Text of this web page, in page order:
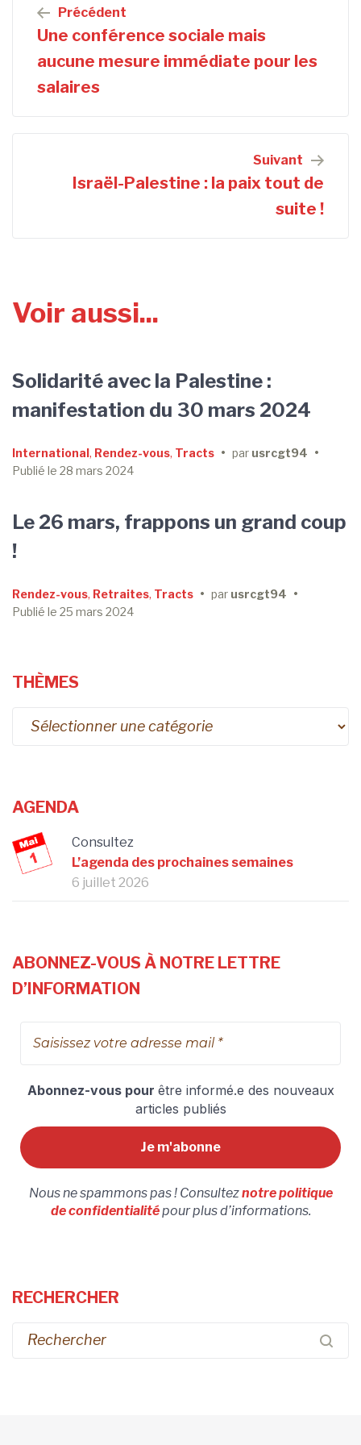
de
l’article
Précédent
Une conférence sociale mais
aucune mesure immédiate pour les
salaires
Suivant
Israël-Palestine : la paix tout de
suite !
Voir aussi...
Solidarité avec la Palestine :
manifestation du 30 mars 2024
International, Rendez-vous, Tracts • par usrcgt94 •
Publié le 28 mars 2024
Le 26 mars, frappons un grand coup
!
Rendez-vous, Retraites, Tracts • par usrcgt94 •
Publié le 25 mars 2024
THÈMES
Thèmes
AGENDA
Consultez
L’agenda des prochaines semaines
6 juillet 2026
ABONNEZ-VOUS À NOTRE LETTRE
D’INFORMATION
Abonnez-vous pour être informé.e des nouveaux
articles publiés
Nous ne spammons pas ! Consulteznotre politique
de confidentialitépour plus d’informations.
RECHERCHER
Recherche